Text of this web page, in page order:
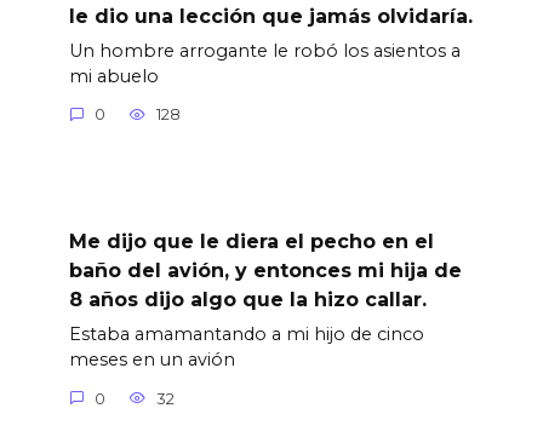
le dio una lección que jamás olvidaría.
Un hombre arrogante le robó los asientos a
mi abuelo
0 128
Me dijo que le diera el pecho en el
baño del avión, y entonces mi hija de
8 años dijo algo que la hizo callar.
Estaba amamantando a mi hijo de cinco
meses en un avión
0 32